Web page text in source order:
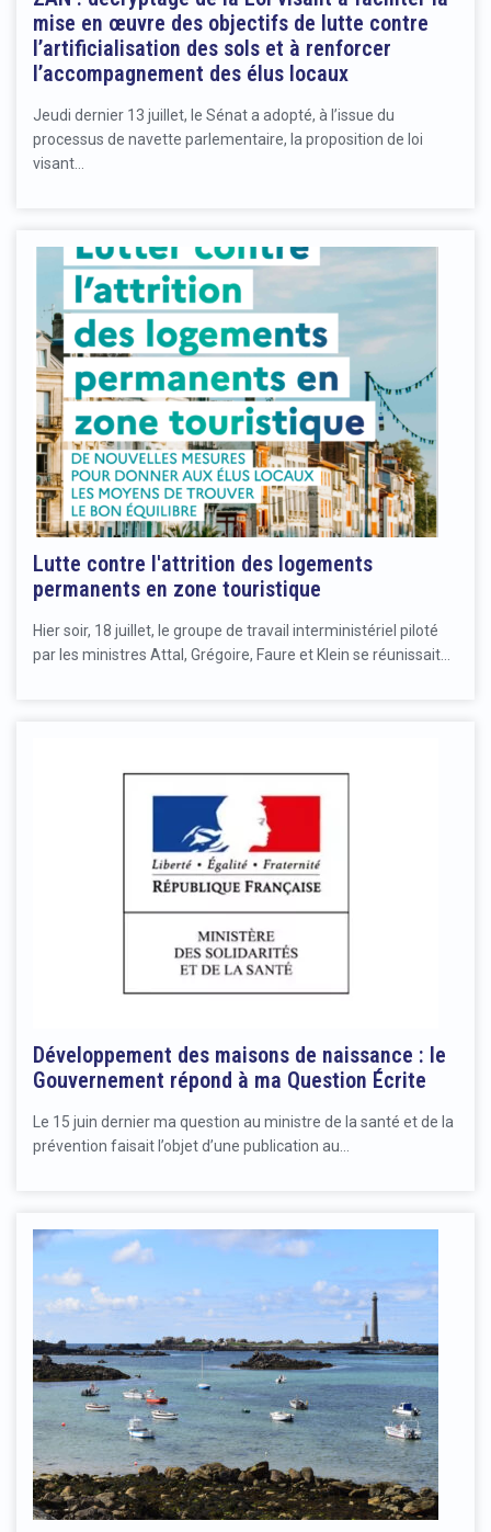
mise en œuvre des objectifs de lutte contre
l’artificialisation des sols et à renforcer
l’accompagnement des élus locaux
Jeudi dernier 13 juillet, le Sénat a adopté, à l’issue du
processus de navette parlementaire, la proposition de loi
visant…
Lutte contre l'attrition des logements
permanents en zone touristique
Hier soir, 18 juillet, le groupe de travail interministériel piloté
par les ministres Attal, Grégoire, Faure et Klein se réunissait…
Développement des maisons de naissance : le
Gouvernement répond à ma Question Écrite
Le 15 juin dernier ma question au ministre de la santé et de la
prévention faisait l’objet d’une publication au…